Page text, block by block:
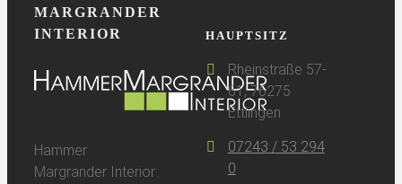
MARGRANDER
INTERIOR
Hammer
Margrander Interior
HAUPTSITZ
Rheinstraße 57-
61, 76275
Ettlingen
07243 / 53 294
0